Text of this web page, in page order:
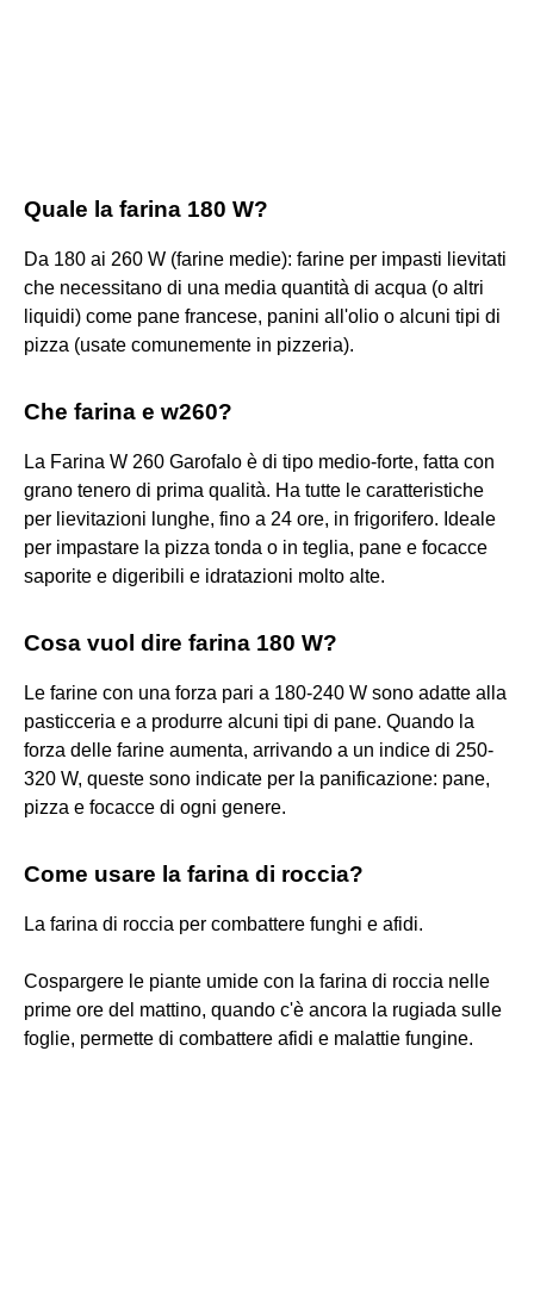
Quale la farina 180 W?
Da 180 ai 260 W (farine medie): farine per impasti lievitati
che necessitano di una media quantità di acqua (o altri
liquidi) come pane francese, panini all'olio o alcuni tipi di
pizza (usate comunemente in pizzeria).
Che farina e w260?
La Farina W 260 Garofalo è di tipo medio-forte, fatta con
grano tenero di prima qualità. Ha tutte le caratteristiche
per lievitazioni lunghe, fino a 24 ore, in frigorifero. Ideale
per impastare la pizza tonda o in teglia, pane e focacce
saporite e digeribili e idratazioni molto alte.
Cosa vuol dire farina 180 W?
Le farine con una forza pari a 180-240 W sono adatte alla
pasticceria e a produrre alcuni tipi di pane. Quando la
forza delle farine aumenta, arrivando a un indice di 250-
320 W, queste sono indicate per la panificazione: pane,
pizza e focacce di ogni genere.
Come usare la farina di roccia?
La farina di roccia per combattere funghi e afidi.
Cospargere le piante umide con la farina di roccia nelle
prime ore del mattino, quando c'è ancora la rugiada sulle
foglie, permette di combattere afidi e malattie fungine.